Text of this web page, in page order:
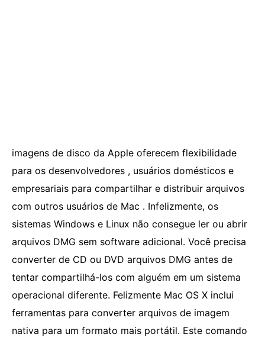
imagens de disco da Apple oferecem flexibilidade
para os desenvolvedores , usuários domésticos e
empresariais para compartilhar e distribuir arquivos
com outros usuários de Mac . Infelizmente, os
sistemas Windows e Linux não consegue ler ou abrir
arquivos DMG sem software adicional. Você precisa
converter de CD ou DVD arquivos DMG antes de
tentar compartilhá-los com alguém em um sistema
operacional diferente. Felizmente Mac OS X inclui
ferramentas para converter arquivos de imagem
nativa para um formato mais portátil. Este comando